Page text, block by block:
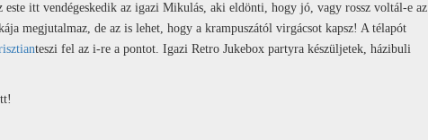
itt vendégeskedik az igazi Mikulás, aki eldönti, hogy jó, vagy rossz voltál-e az
megjutalmaz, de az is lehet, hogy a krampuszától virgácsot kapsz! A télapót
teszi fel az i-re a pontot. Igazi Retro Jukebox partyra készüljetek, házibuli